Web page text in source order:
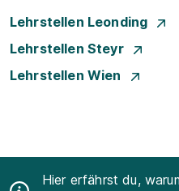
Lehrstellen Leonding
Lehrstellen Steyr
Lehrstellen Wien
Hier erfährst du,